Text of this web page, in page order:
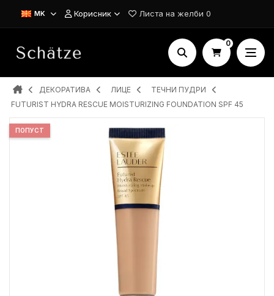
MK Корисник Листа на желби 0
0
ДЕКОРАТИВА ЛИЦЕ
ТЕЧНИ ПУДРИ
FUTURIST HYDRA RESCUE MOISTURIZING FOUNDATION SPF 45
ПОПУСТ